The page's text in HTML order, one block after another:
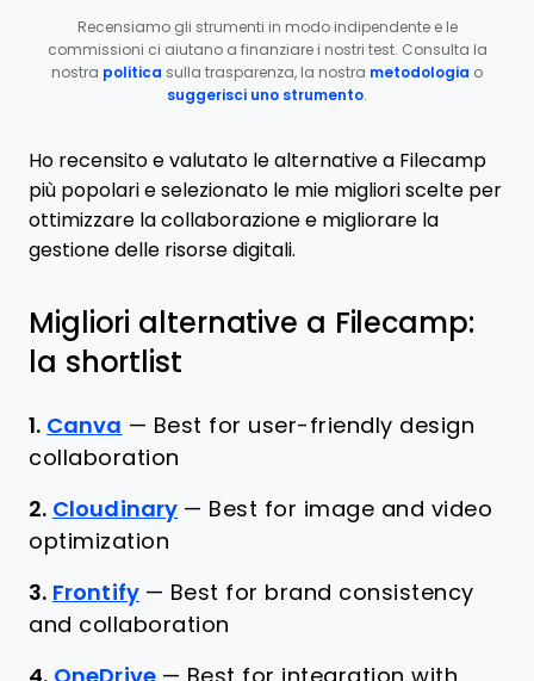
Recensiamo gli strumenti in modo indipendente e le
commissioni ci aiutano a finanziare i nostri test. Consulta la
nostra politica sulla trasparenza, la nostra metodologia o
suggerisci uno strumento.
Ho recensito e valutato le alternative a Filecamp
più popolari e selezionato le mie migliori scelte per
ottimizzare la collaborazione e migliorare la
gestione delle risorse digitali.
Migliori alternative a Filecamp:
la shortlist
1. Canva — Best for user-friendly design
collaboration
2. Cloudinary — Best for image and video
optimization
3. Frontify — Best for brand consistency
and collaboration
4. OneDrive — Best for integration with